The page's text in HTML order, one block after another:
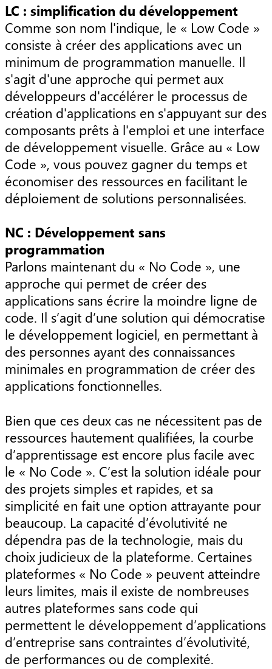
LC : simplification du développement
Comme son nom l'indique, le « Low Code »
consiste à créer des applications avec un
minimum de programmation manuelle. Il
s'agit d'une approche qui permet aux
développeurs d'accélérer le processus de
création d'applications en s'appuyant sur des
composants prêts à l'emploi et une interface
de développement visuelle. Grâce au « Low
Code », vous pouvez gagner du temps et
économiser des ressources en facilitant le
déploiement de solutions personnalisées.
NC : Développement sans
programmation
Parlons maintenant du « No Code », une
approche qui permet de créer des
applications sans écrire la moindre ligne de
code. Il s’agit d’une solution qui démocratise
le développement logiciel, en permettant à
des personnes ayant des connaissances
minimales en programmation de créer des
applications fonctionnelles.
Bien que ces deux cas ne nécessitent pas de
ressources hautement qualifiées, la courbe
d’apprentissage est encore plus facile avec
le « No Code ». C’est la solution idéale pour
des projets simples et rapides, et sa
simplicité en fait une option attrayante pour
beaucoup. La capacité d’évolutivité ne
dépendra pas de la technologie, mais du
choix judicieux de la plateforme. Certaines
plateformes « No Code » peuvent atteindre
leurs limites, mais il existe de nombreuses
autres plateformes sans code qui
permettent le développement d’applications
d’entreprise sans contraintes d’évolutivité,
de performances ou de complexité.